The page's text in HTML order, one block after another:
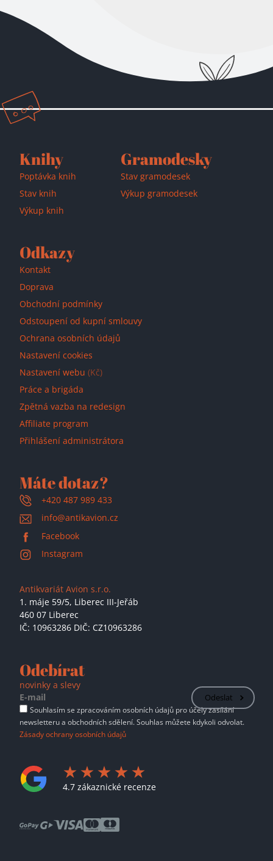
Přidáno do košíku!
Knihy
Poptávka knih
Stav knih
Výkup knih
Gramodesky
Stav gramodesek
Výkup gramodesek
Odkazy
Kontakt
Doprava
Obchodní podmínky
Odstoupení od kupní smlouvy
Ochrana osobních údajů
Nastavení cookies
Nastavení webu (Kč)
Práce a brigáda
Zpětná vazba na redesign
Affiliate program
Přihlášení administrátora
Máte dotaz?
+420 487 989 433
info@antikavion.cz
Facebook
Instagram
Antikvariát Avion s.r.o.
1. máje 59/5, Liberec III-Jeřáb
460 07 Liberec
IČ: 10963286 DIČ: CZ10963286
Odebírat
novinky a slevy
Odeslat
Souhlasím se zpracováním osobních údajů pro účely zasílání
newsletteru a obchodních sdělení. Souhlas můžete kdykoli odvolat.
Zásady ochrany osobních údajů
4.7 zákaznické recenze